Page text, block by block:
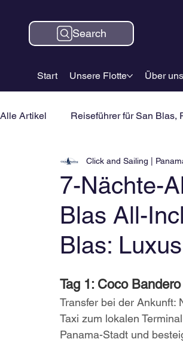
Start Unsere Flotte Über uns
Search
Alle Artikel Reiseführer für San Blas,
7-Nächte-
Blas All-
Blas:
Click and Sailing |
Tag 1: Coco
Transfer bei der Ankunft:
Taxi zum lokalen
Panama-Stadt und